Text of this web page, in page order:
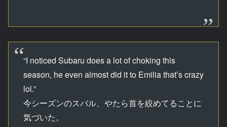
“I noticed Subaru does a lot of choking this
season, he even almost did it to Emilia that’s crazy
lol.”
今シーズンのスバル、やたら首を絞めてることに
気づいた。